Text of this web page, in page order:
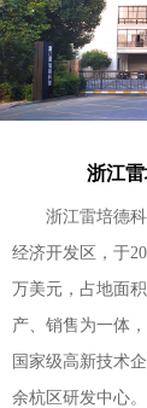
浙江
浙江雷培德科
经济开发区，于
万美元，占地面
产、销售为一体
国家级高新技术
余杭区研发中心。